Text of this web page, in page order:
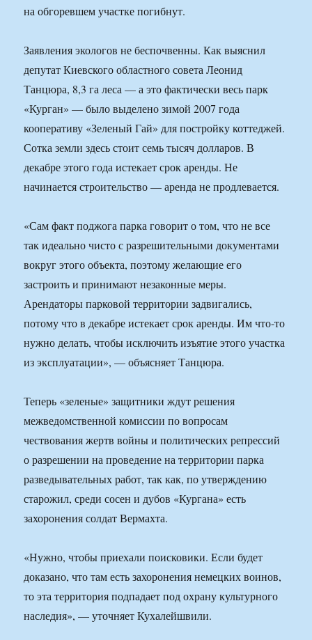
на обгоревшем участке погибнут.
Заявления экологов не беспочвенны. Как выяснил
депутат Киевского областного совета Леонид
Танцюра, 8,3 га леса — а это фактически весь парк
«Курган» — было выделено зимой 2007 года
кооперативу «Зеленый Гай» для постройку коттеджей.
Сотка земли здесь стоит семь тысяч долларов. В
декабре этого года истекает срок аренды. Не
начинается строительство — аренда не продлевается.
«Сам факт поджога парка говорит о том, что не все
так идеально чисто с разрешительными документами
вокруг этого объекта, поэтому желающие его
застроить и принимают незаконные меры.
Арендаторы парковой территории задвигались,
потому что в декабре истекает срок аренды. Им что-то
нужно делать, чтобы исключить изъятие этого участка
из эксплуатации», — объясняет Танцюра.
Теперь «зеленые» защитники ждут решения
межведомственной комиссии по вопросам
чествования жертв войны и политических репрессий
о разрешении на проведение на территории парка
разведывательных работ, так как, по утверждению
старожил, среди сосен и дубов «Кургана» есть
захоронения солдат Вермахта.
«Нужно, чтобы приехали поисковики. Если будет
доказано, что там есть захоронения немецких воинов,
то эта территория подпадает под охрану культурного
наследия», — уточняет Кухалейшвили.